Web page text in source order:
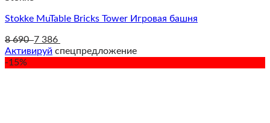
Stokke MuTable Bricks Tower Игровая башня
8 690 7 386
Активируй спецпредложение
-15%